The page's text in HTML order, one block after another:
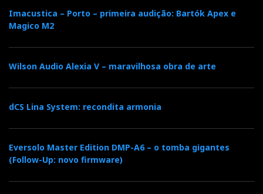
Imacustica – Porto – primeira audição: Bartók Apex e
Magico M2
Wilson Audio Alexia V – maravilhosa obra de arte
dCS Lina System: recondita armonia
Eversolo Master Edition DMP-A6 – o tomba gigantes
(Follow-Up: novo firmware)